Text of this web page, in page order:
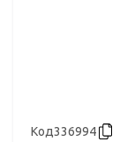
Код336994